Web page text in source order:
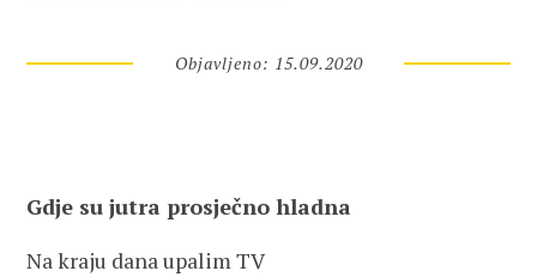
Objavljeno: 15.09.2020
Gdje su jutra prosječno hladna
Na kraju dana upalim TV